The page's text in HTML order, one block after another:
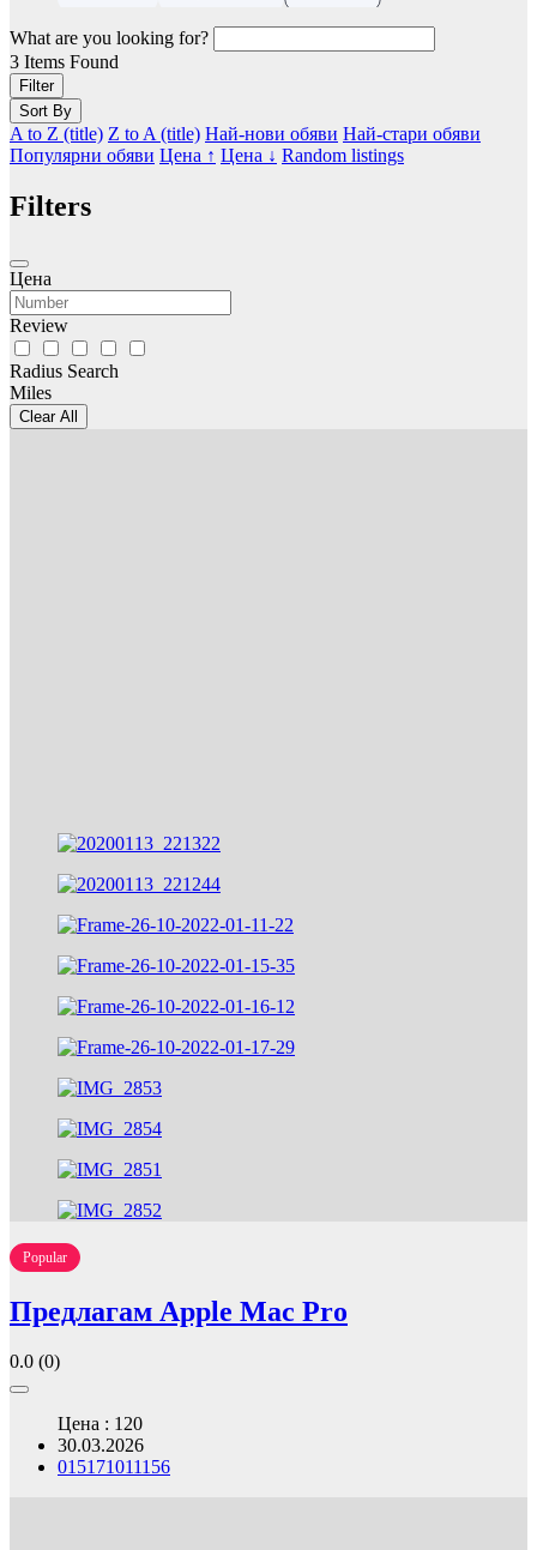
What are you looking for?
3 Items Found
Filter
Sort By
A to Z (title) Z to A (title) Най-нови обяви Най-стари обяви
Популярни обяви Цена ↑ Цена ↓ Random listings
Filters
Цена
Review
Radius Search
Miles
Clear All
Popular
Предлагам Apple Mac Pro
0.0 (0)
Цена : 120
30.03.2026
015171011156